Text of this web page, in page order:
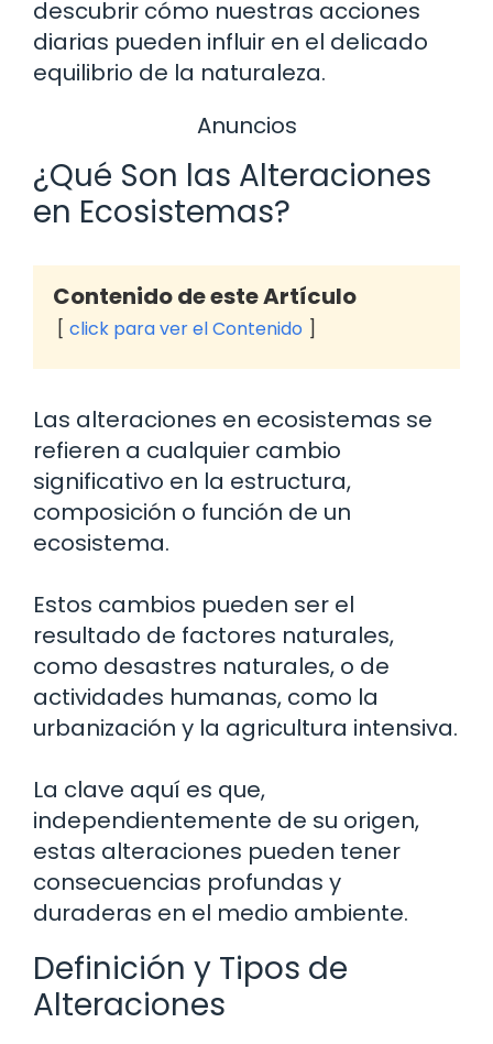
descubrir cómo nuestras acciones
diarias pueden influir en el delicado
equilibrio de la naturaleza.
Anuncios
¿Qué Son las Alteraciones
en Ecosistemas?
Contenido de este Artículo
click para ver el Contenido
Las alteraciones en ecosistemas se
refieren a cualquier cambio
significativo en la estructura,
composición o función de un
ecosistema.
Estos cambios pueden ser el
resultado de factores naturales,
como desastres naturales, o de
actividades humanas, como la
urbanización y la agricultura intensiva.
La clave aquí es que,
independientemente de su origen,
estas alteraciones pueden tener
consecuencias profundas y
duraderas en el medio ambiente.
Definición y Tipos de
Alteraciones